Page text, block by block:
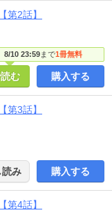
第2話】
8/10 23:59まで1冊無料
む 購入する
第3話】
み 購入する
第4話】